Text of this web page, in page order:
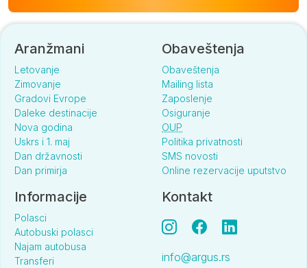
Aranžmani
Letovanje
Zimovanje
Gradovi Evrope
Daleke destinacije
Nova godina
Uskrs i 1. maj
Dan državnosti
Dan primirja
Obaveštenja
Obaveštenja
Mailing lista
Zaposlenje
Osiguranje
OUP
Politika privatnosti
SMS novosti
Online rezervacije uputstvo
Informacije
Polasci
Autobuski polasci
Najam autobusa
Transferi
Kontakt
info@argus.rs